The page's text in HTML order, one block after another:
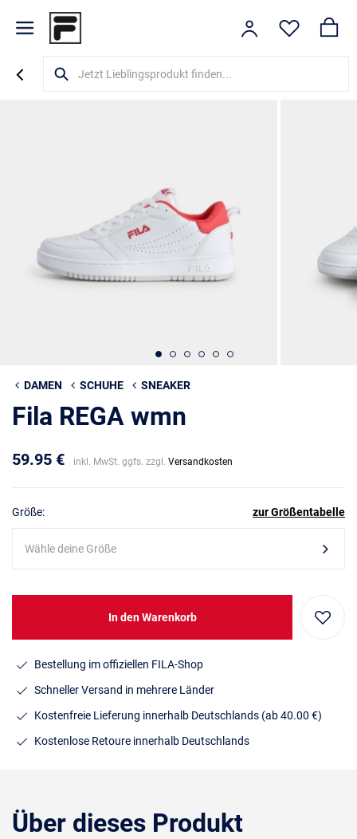
DAMEN SCHUHE SNEAKER
Fila REGA wmn
59.95 € inkl. MwSt. ggfs. zzgl. Versandkosten
Größe: zur Größentabelle
Wähle deine Größe
In den Warenkorb
Bestellung im offiziellen FILA-Shop
Schneller Versand in mehrere Länder
Kostenfreie Lieferung innerhalb Deutschlands (ab 40.00 €)
Kostenlose Retoure innerhalb Deutschlands
Über dieses Produkt